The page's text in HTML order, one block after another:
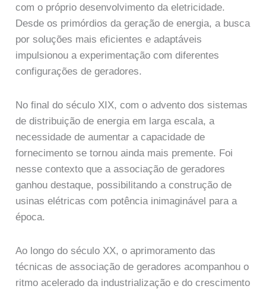
com o próprio desenvolvimento da eletricidade.
Desde os primórdios da geração de energia, a busca
por soluções mais eficientes e adaptáveis
impulsionou a experimentação com diferentes
configurações de geradores.
No final do século XIX, com o advento dos sistemas
de distribuição de energia em larga escala, a
necessidade de aumentar a capacidade de
fornecimento se tornou ainda mais premente. Foi
nesse contexto que a associação de geradores
ganhou destaque, possibilitando a construção de
usinas elétricas com potência inimaginável para a
época.
Ao longo do século XX, o aprimoramento das
técnicas de associação de geradores acompanhou o
ritmo acelerado da industrialização e do crescimento